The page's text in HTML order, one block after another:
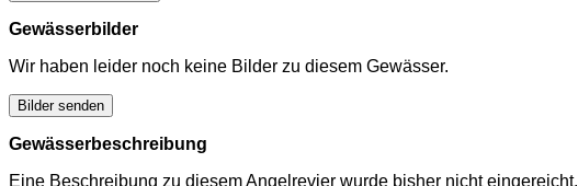
Gewässerbilder
Wir haben leider noch keine Bilder zu diesem Gewässer.
Bilder senden
Gewässerbeschreibung
Eine Beschreibung zu diesem Angelrevier wurde bisher nicht eingereicht.